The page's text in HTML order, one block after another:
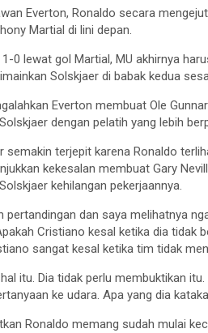
Everton, Ronaldo secara
Martial di lini depan.
0 lewat gol Martial, MU akhirnya
Solskjaer di babak kedua
Everton membuat Ole
dengan pelatih yang lebih
semakin terjepit karena Ronaldo
kekesalan membuat Gary
kehilangan pekerjaannya.
pertandingan dan saya melihatnya
Cristiano kesal ketika dia tidak
sangat kesal ketika tim tidak
itu. Dia tidak perlu membuktikan
ke udara. Apa yang dia
Ronaldo memang sudah mulai